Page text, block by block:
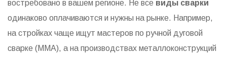
востребовано в вашем регионе. Не все виды сварки
одинаково оплачиваются и нужны на рынке. Например,
на стройках чаще ищут мастеров по ручной дуговой
сварке (MMA), а на производствах металлоконструкций